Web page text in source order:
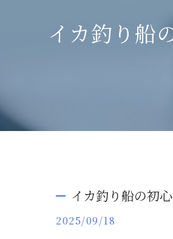
イカ釣り船
イカ釣り船の初
2025/09/18